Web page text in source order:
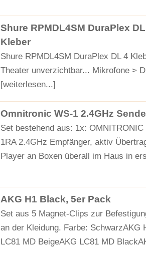
Shure RPMDL4SM DuraPlex
Kleber
Shure RPMDL4SM DuraPlex DL 4
Theater unverzichtbar... Mikrofone >
[weiterlesen...]
Omnitronic WS-1 2.4GHz
Set bestehend aus: 1x:
1RA 2.4GHz Empfänger, aktiv
Player an Boxen überall im Haus in
AKG H1 Black, 5er Pack
Set aus 5 Magnet-Clips zur
an der Kleidung. Farbe:
LC81 MD BeigeAKG LC81 MD